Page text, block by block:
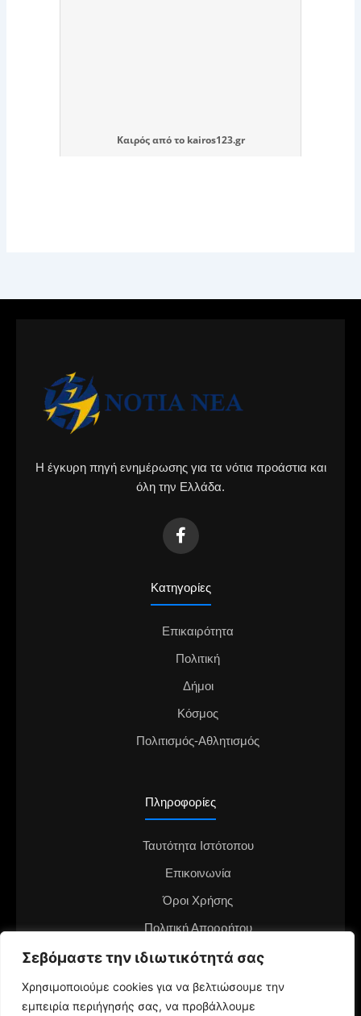
Σεβόμαστε την ιδιωτικότητά σας
Χρησιμοποιούμε cookies για να βελτιώσουμε την
εμπειρία περιήγησής σας, να προβάλλουμε
Καιρόςαπό το kairos123.gr
Η έγκυρη πηγή ενημέρωσης για τα νότια προάστια και
όλη την Ελλάδα.
Κατηγορίες
Επικαιρότητα
Πολιτική
Δήμοι
Κόσμος
Πολιτισμός-Αθλητισμός
Πληροφορίες
Ταυτότητα Ιστότοπου
Επικοινωνία
Όροι Χρήσης
Πολιτική Απορρήτου
Διαφημιστείτε στο notianea.gr
Γίνε ο ανταποκριτής στην περιοχή σου